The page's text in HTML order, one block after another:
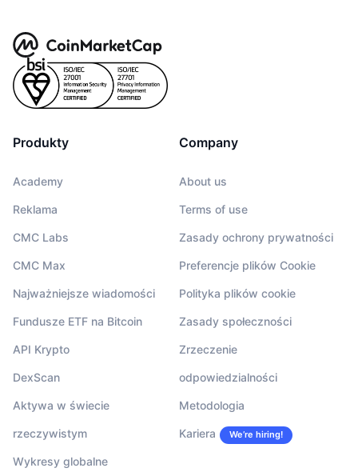
Produkty
Academy
Reklama
CMC Labs
CMC Max
Najważniejsze wiadomości
Fundusze ETF na Bitcoin
API Krypto
DexScan
Aktywa w świecie
rzeczywistym
Wykresy globalne
Company
About us
Terms of use
Zasady ochrony prywatności
Preferencje plików Cookie
Polityka plików cookie
Zasady społeczności
Zrzeczenie
odpowiedzialności
Metodologia
Kariera We’re hiring!